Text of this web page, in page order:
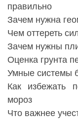
правильно
Зачем нужна
Чем оттереть
Зачем нужны
Оценка грунта
Умные системы
Как избежать
мороз
Что важнее